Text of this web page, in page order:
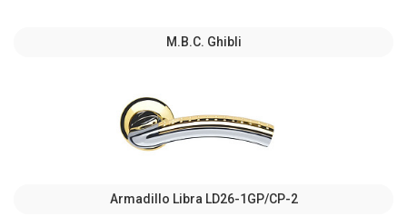
M.B.C. Ghibli
Armadillo Libra LD26-1GP/CP-2